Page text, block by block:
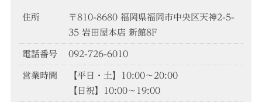
住所
〒810-8680 福岡県福岡市中央区天神2-5-
35 岩田屋本店 新館8F
電話番号 092-726-6010
営業時間
【平日・土】10:00～20:00
【日祝】10:00～19:00